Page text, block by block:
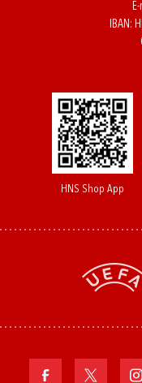
IBAN:
HNS Shop App